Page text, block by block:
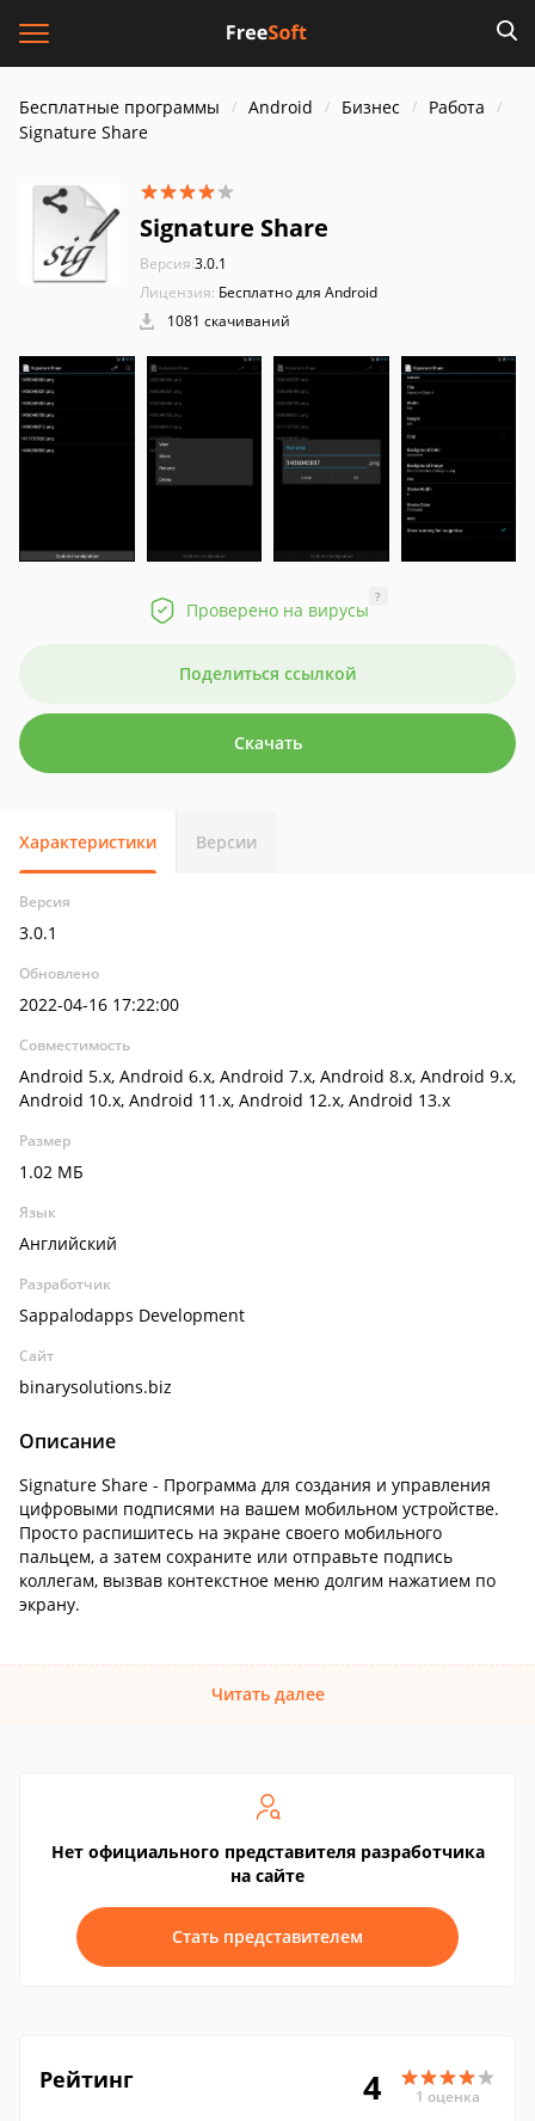
Бесплатные программы Android Бизнес
Работа
Signature Share
Signature Share
Версия:3.0.1
Лицензия: Бесплатно для Android
1081 скачиваний
Проверено на вирусы
?
Поделиться ссылкой
Скачать
Характеристики Версии
Версия
3.0.1
Обновлено
2022-04-16 17:22:00
Совместимость
Android 5.x, Android 6.x, Android 7.x, Android 8.x, Android 9.x,
Android 10.x, Android 11.x, Android 12.x, Android 13.x
Размер
1.02 МБ
Язык
Английский
Разработчик
Sappalodapps Development
Сайт
binarysolutions.biz
Описание
Signature Share - Программа для создания и управления
цифровыми подписями на вашем мобильном устройстве.
Просто распишитесь на экране своего мобильного
пальцем, а затем сохраните или отправьте подпись
коллегам, вызвав контекстное меню долгим нажатием по
экрану.
Читать далее
Нет официального представителя разработчика
на сайте
Стать представителем
Рейтинг 4 1 оценка